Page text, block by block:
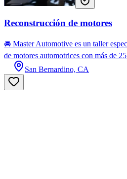
Reconstrucción de motores
🚘 Master Automotive es un taller
de motores automotrices con más de
San Bernardino, CA